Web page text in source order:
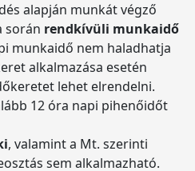
alapján munkát végző
során rendkívüli munkaidő
munkaidő nem haladhatja
alkalmazása esetén
lehet elrendelni.
12 óra napi pihenőidőt
, valamint a Mt. szerinti
sem alkalmazható.